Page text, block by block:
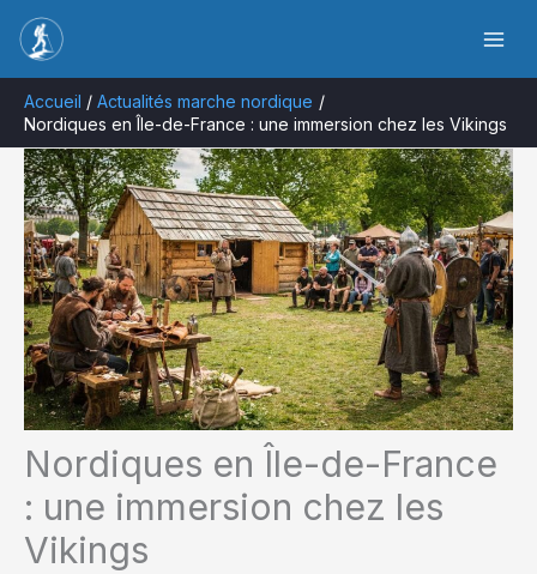
contenu
Accueil
Actualités marche nordique
Nordiques en Île-de-France : une immersion chez les Vikings
Nordiques en Île-de-France
: une immersion chez les
Vikings
Rechercher